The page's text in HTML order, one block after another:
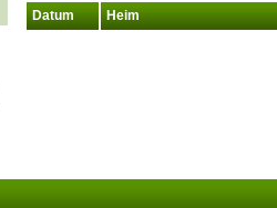
Datum Heim